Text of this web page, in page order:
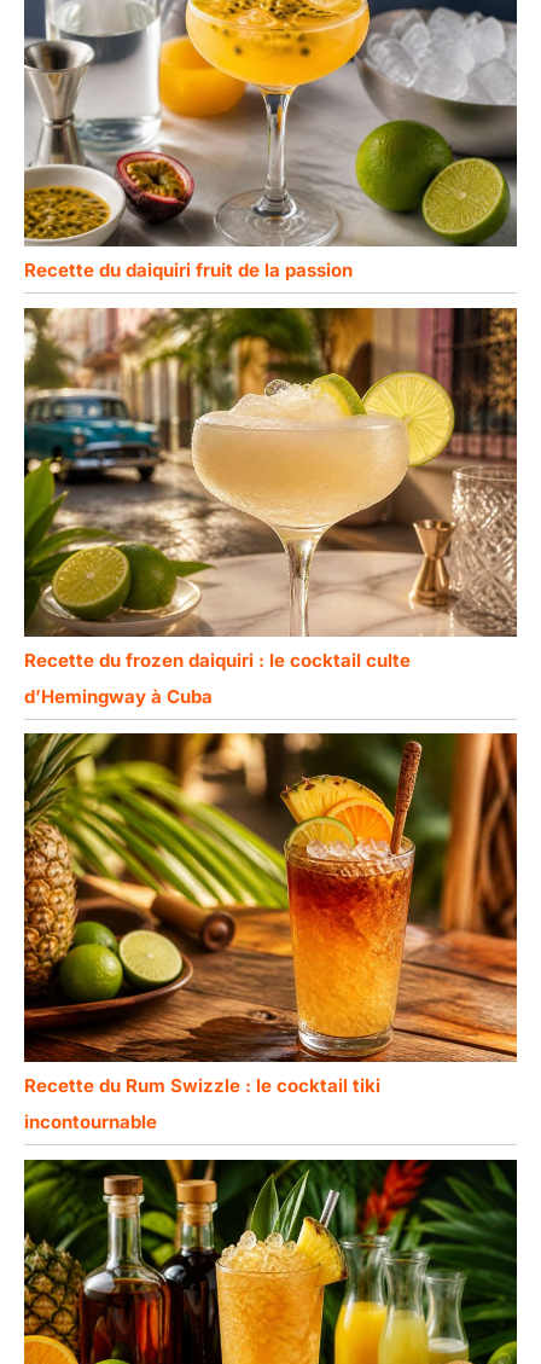
Recette du daiquiri fruit de la passion
Recette du frozen daiquiri : le cocktail culte
d’Hemingway à Cuba
Recette du Rum Swizzle : le cocktail tiki
incontournable